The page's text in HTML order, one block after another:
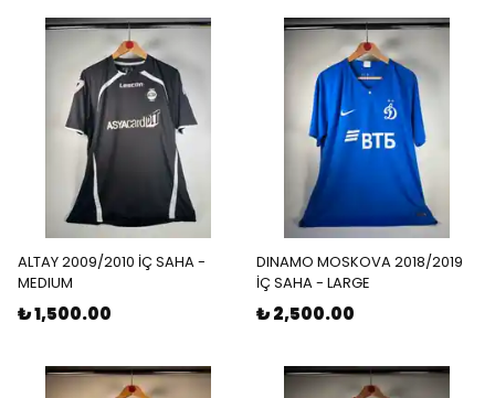
ALTAY 2009/2010 İÇ SAHA -
MEDIUM
₺ 1,500.00
DINAMO MOSKOVA 2018/2019
İÇ SAHA - LARGE
₺ 2,500.00